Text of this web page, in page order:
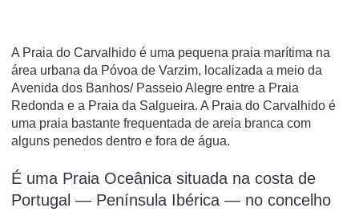
A Praia do Carvalhido é uma pequena praia marí­tima na
área urbana da Póvoa de Varzim, localizada a meio da
Avenida dos Banhos/ Passeio Alegre entre a Praia
Redonda e a Praia da Salgueira. A Praia do Carvalhido é
uma praia bastante frequentada de areia branca com
alguns penedos dentro e fora de água.
É uma Praia Oceânica situada na costa de
Portugal — Península Ibérica — no concelho